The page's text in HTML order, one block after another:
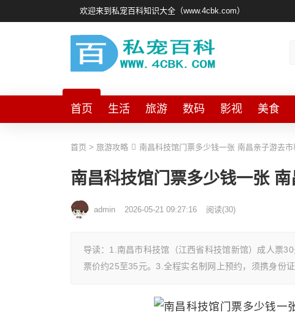
欢迎来到私宠百科知识大全（www.4cbk.com）
首页 生活 旅游 数码 影视 美食
首页 > 旅游攻略 南昌科技馆门票多少钱一张 南昌亲子游去
南昌科技馆门票多少钱一张
admin 2026-05-21 09:27:16 阅读(30)
导读：1.南昌市科技馆（江西省科技馆新馆）成人票
票价约25至35元。3.全程实名制网上预约，须携身份